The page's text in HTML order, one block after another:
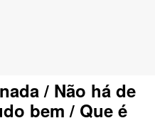
/ Não há de
bem / Que é